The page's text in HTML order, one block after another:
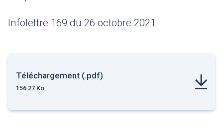
Infolettre 169 du 26 octobre 2021.
Téléchargement (.pdf)
156.27 Ko